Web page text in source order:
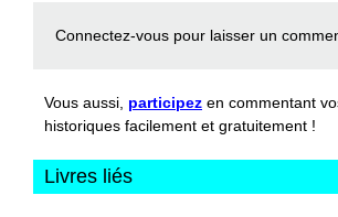
Connectez-vous pour laisser un
Vous aussi, participez en commentant
historiques facilement et gratuitement !
Livres liés